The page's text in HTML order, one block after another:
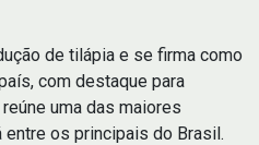
de tilápia e se firma como
com destaque para
uma das maiores
os principais do Brasil.